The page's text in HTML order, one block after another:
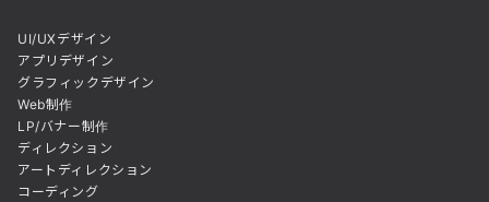
UI/UXデザイン
アプリデザイン
グラフィックデザイン
Web制作
LP/バナー制作
ディレクション
アートディレクション
コーディング